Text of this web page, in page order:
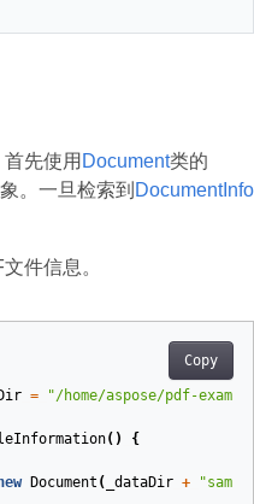
先使用 Document类的
。一旦检索到 DocumentInfo
件信息。
Copy
= "/home/aspose/pdf-
()
{
Document ( _dataDir +